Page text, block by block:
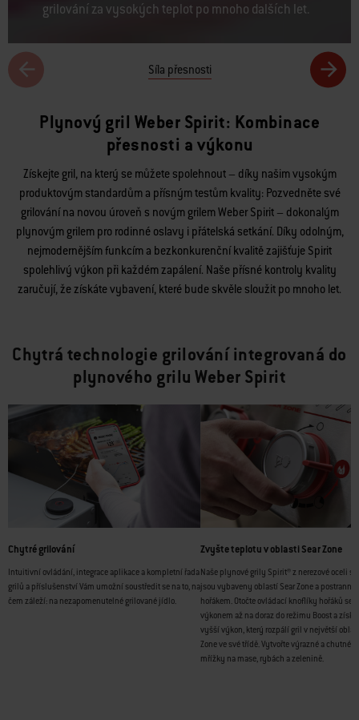
grilování za vysokých teplot po mnoho dalších let.
Síla přesnosti
Plynový gril Weber Spirit: Kombinace
přesnosti a výkonu
Získejte gril, na který se můžete spolehnout – díky našim vysokým
produktovým standardům a přísným testům kvality: Pozvedněte své
grilování na novou úroveň s novým grilem Weber Spirit – dokonalým
plynovým grilem pro rodinné oslavy i přátelská setkání. Díky odolným,
nejmodernějším funkcím a bezkonkurenční kvalitě zajišťuje Spirit
spolehlivý výkon při každém zapálení. Naše přísné kontroly kvality
zaručují, že získáte vybavení, které bude skvěle sloužit po mnoho let.
Chytrá technologie grilování integrovaná do
plynového grilu Weber Spirit
Chytré grilování
Intuitivní ovládání, integrace aplikace a kompletní řada
grilů a příslušenství Vám umožní soustředit se na to, na
čem záleží: na nezapomenutelné grilované jídlo.
Zvyšte teplotu v oblasti Sear Zone
Naše plynové grily Spirit® z nerezové oceli
jsou vybaveny oblastí Sear Zone a
hořákem. Otočte ovládací knoflíky hořáků se
výkonem až na doraz do režimu Boost a
vyšší výkon, který rozpálí gril v největší
Zone ve své třídě. Vytvořte výrazné a chutné
mřížky na mase, rybách a zelenině.